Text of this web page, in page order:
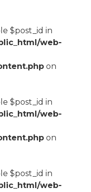
$post_id in
web-
on
$post_id in
web-
on
$post_id in
web-